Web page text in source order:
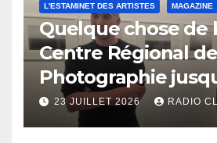
L'ESTAMINET DES ARTISTES MAGAZINE
Quelque chose de
Centre Régional
Photographie
octobre
23 JUILLET 2026 RADIO